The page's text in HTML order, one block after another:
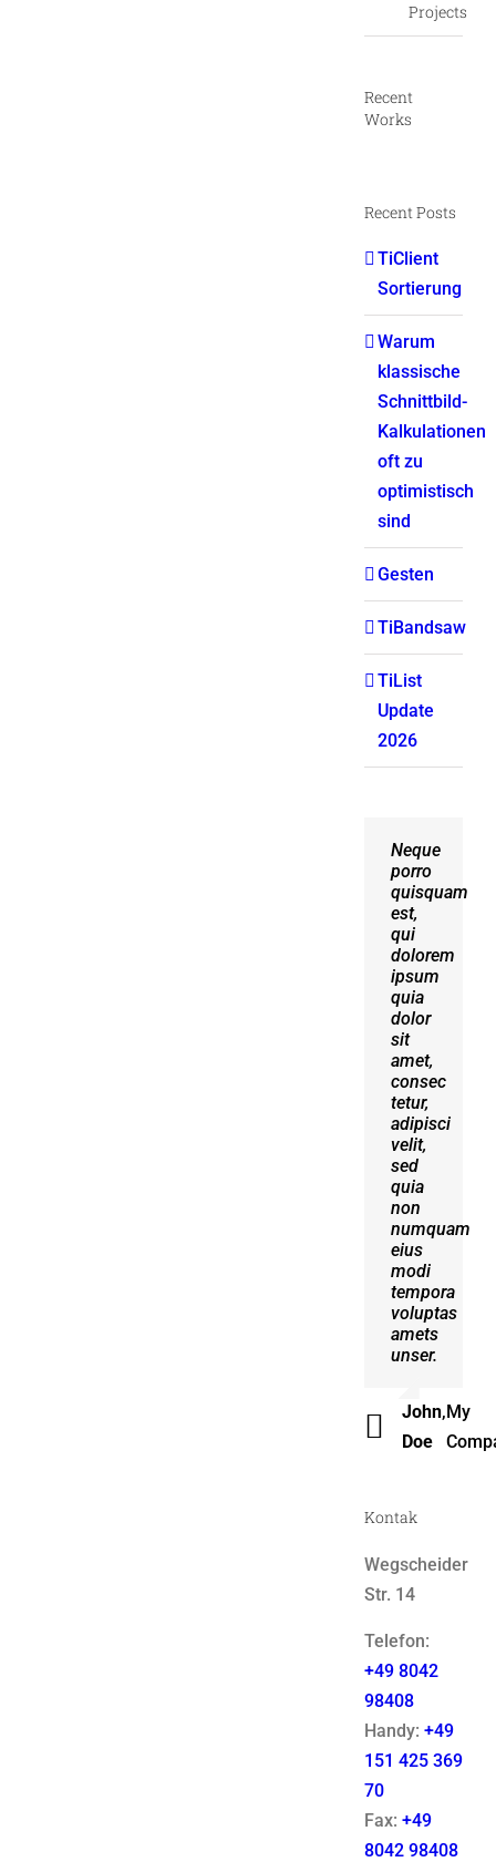
Projects
Recent
Works
Recent Posts
TiClient
Sortierung
Warum
klassische
Schnittbild-
Kalkulationen
oft zu
optimistisch
sind
Gesten
TiBandsaw
TiList
Update
2026
Neque
porro
quisquam
est,
qui
dolorem
ipsum
quia
dolor
sit
amet,
consec
tetur,
adipisci
velit,
sed
quia
non
numquam
eius
modi
tempora
voluptas
amets
unser.
John
Doe
, My
Aliquam
erat
volutpat.
Quisque
at est
id
ligula
facilisis
laoreet
eget
pulvinar
nibh.
Suspendisse
at
ultrices
dui.
Curabitur
ac
felis
arcu
sadips
ipsums
fugiats
nemis.
Beck
Kontak
Wegscheider
Str. 14
Telefon:
+49 8042
98408
Handy: +49
151 425 369
70
Fax: +49
8042 98408